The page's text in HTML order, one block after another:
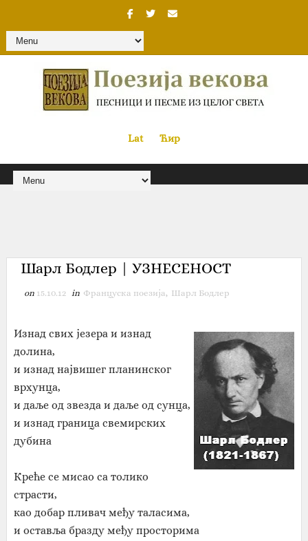
Lat« Ћир
Шарл Бодлер‎ | УЗНЕСЕНОСТ
on 15.10.12 in Француска поезија, Шарл Бодлер
Изнад свих језера и изнад
долина,
и изнад највишег планинског
врхунца,
и даље од звезда и даље од сунца,
и изнад граница свемирских
дубина
Креће се мисао са толико
страсти,
као добар пливач међу таласима,
и оставља бразду међу просторима